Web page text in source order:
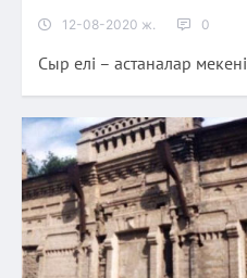
12-08-2020 ж. 0
Сыр елі – астаналар мекені